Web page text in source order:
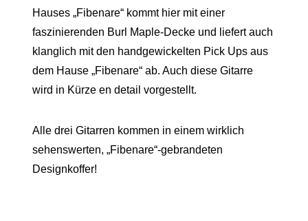
Hauses „Fibenare“ kommt hier mit einer
faszinierenden Burl Maple-Decke und liefert auch
klanglich mit den handgewickelten Pick Ups aus
dem Hause „Fibenare“ ab. Auch diese Gitarre
wird in Kürze en detail vorgestellt.
Alle drei Gitarren kommen in einem wirklich
sehenswerten, „Fibenare“-gebrandeten
Designkoffer!